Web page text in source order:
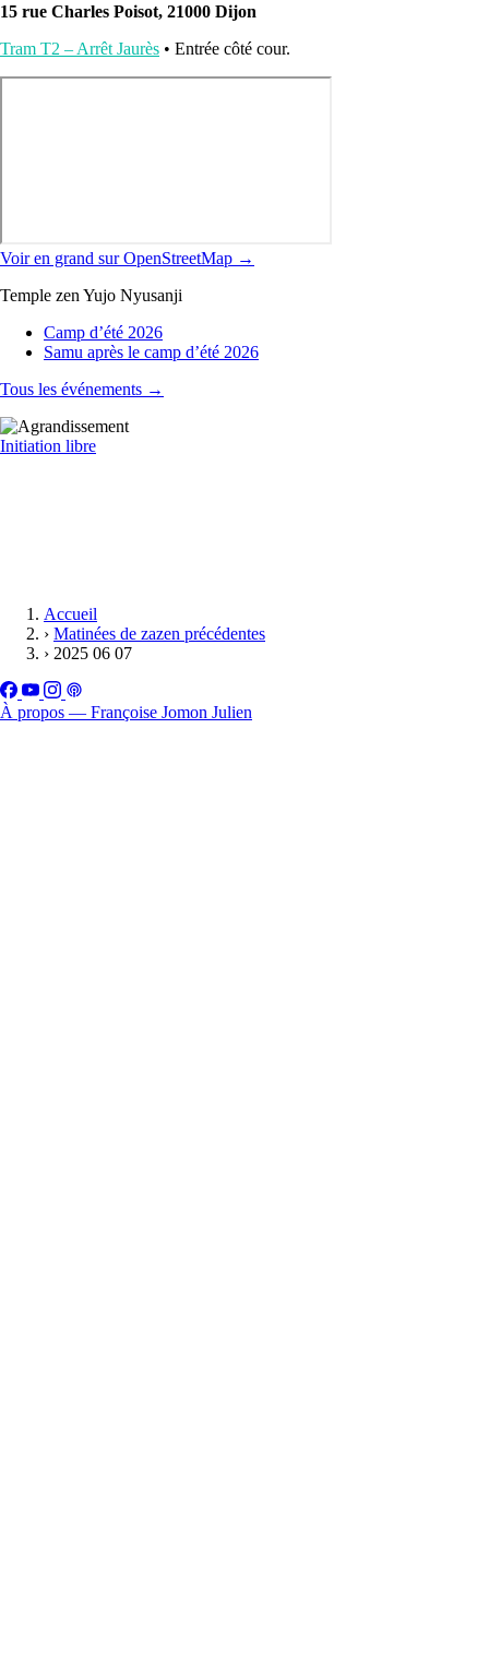
15 rue Charles Poisot, 21000 Dijon
Tram T2 – Arrêt Jaurès • Entrée côté cour.
Voir en grand sur OpenStreetMap →
Temple zen Yujo Nyusanji
Camp d’été 2026
Samu après le camp d’été 2026
Tous les événements →
Initiation libre
Accueil
› Matinées de zazen précédentes
› 2025 06 07
À propos — Françoise Jomon Julien